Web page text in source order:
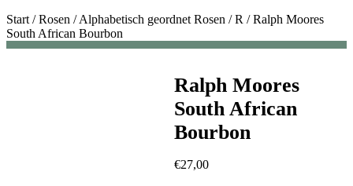
Start /Rosen /Alphabetisch geordnet Rosen /R /Ralph Moores
South African Bourbon
Ralph Moores
South African
Bourbon
€27,00